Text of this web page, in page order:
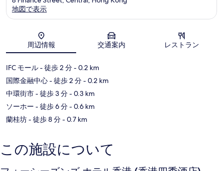
地図
地図で表示
周辺情報 交通案内 レストラン
IFC モール- 徒歩 2 分- 0.2 km
国際金融中心- 徒歩 2 分- 0.2 km
中環街市- 徒歩 3 分- 0.3 km
ソーホー - 徒歩 6 分- 0.6 km
蘭桂坊- 徒歩 8 分- 0.7 km
この施設について